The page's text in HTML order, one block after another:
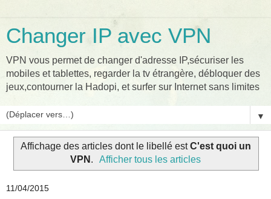
Changer IP avec VPN
VPN vous permet de changer d'adresse IP,sécuriser les
mobiles et tablettes, regarder la tv étrangère, débloquer des
jeux,contourner la Hadopi, et surfer sur Internet sans limites
▼
Affichage des articles dont le libellé estC'est quoi un
VPN . Afficher tous les articles
11/04/2015